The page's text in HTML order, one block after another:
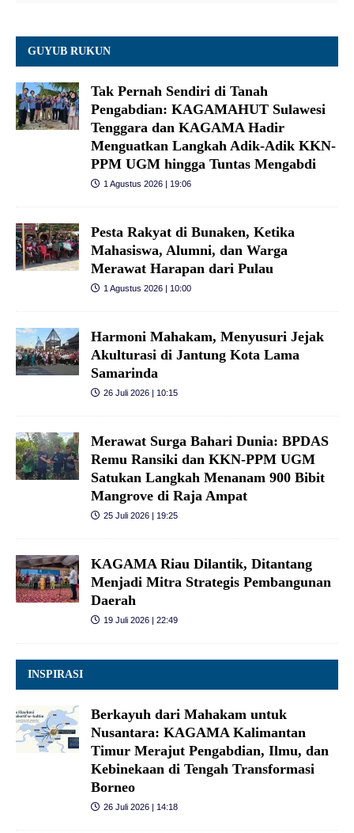
GUYUB RUKUN
Tak Pernah Sendiri di Tanah
Pengabdian: KAGAMAHUT Sulawesi
Tenggara dan KAGAMA Hadir
Menguatkan Langkah Adik-Adik KKN-
PPM UGM hingga Tuntas Mengabdi
1 Agustus 2026 | 19:06
Pesta Rakyat di Bunaken, Ketika
Mahasiswa, Alumni, dan Warga
Merawat Harapan dari Pulau
1 Agustus 2026 | 10:00
Harmoni Mahakam, Menyusuri Jejak
Akulturasi di Jantung Kota Lama
Samarinda
26 Juli 2026 | 10:15
Merawat Surga Bahari Dunia: BPDAS
Remu Ransiki dan KKN-PPM UGM
Satukan Langkah Menanam 900 Bibit
Mangrove di Raja Ampat
25 Juli 2026 | 19:25
KAGAMA Riau Dilantik, Ditantang
Menjadi Mitra Strategis Pembangunan
Daerah
19 Juli 2026 | 22:49
INSPIRASI
Berkayuh dari Mahakam untuk
Nusantara: KAGAMA Kalimantan
Timur Merajut Pengabdian, Ilmu, dan
Kebinekaan di Tengah Transformasi
Borneo
26 Juli 2026 | 14:18